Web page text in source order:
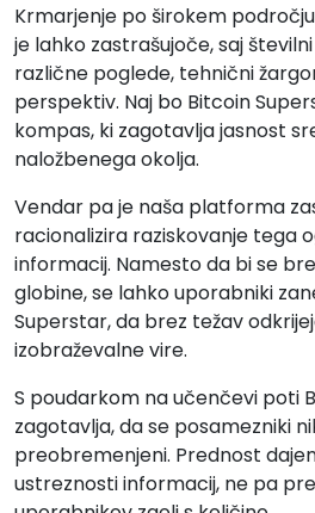
Krmarjenje po širokem
je lahko zastrašujoče, saj
različne poglede, tehnični
perspektiv. Naj bo Bitcoin
kompas, ki zagotavlja jasnost
naložbenega okolja.
Vendar pa je naša platforma
racionalizira raziskovanje tega
informacij. Namesto da bi se
globine, se lahko uporabniki
Superstar, da brez težav
izobraževalne vire.
S poudarkom na učenčevi poti
zagotavlja, da se posamezniki
preobremenjeni. Prednost
ustreznosti informacij, ne pa